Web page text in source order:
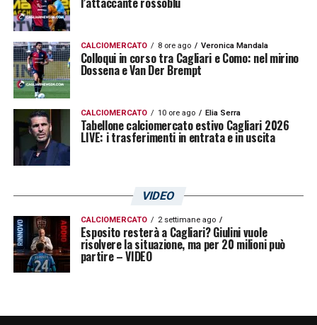
Questo scenario cambia i piani iniziali: non
trattandosi più di un giocatore legato da un
contratto pluriennale, la trattativa del Cagliari
per il suo ingaggio potrebbe essere facilitata
ora che Battimelli si appresta a diventare
svincolatodopo l’esperienza in prestito con
Trapani.
Perché Battimelli interessa al
Cagliari
Il profilo di Battimelli interessa al club sardo
per motivi tecnici e di progetto. Si tratta di un
CALCIOMERCATO 8 ore ago Veronica Mandala
Colloqui in corso tra Cagliari e Como: nel mirino
Dossena e Van Der Brempt
CALCIOMERCATO 10 ore ago Elia Serra
Tabellone calciomercato estivo Cagliari 2026
LIVE: i trasferimenti in entrata e in uscita
VIDEO
CALCIOMERCATO 2 settimane ago
Esposito resterà a Cagliari? Giulini vuole
risolvere la situazione, ma per 20 milioni può
partire – VIDEO